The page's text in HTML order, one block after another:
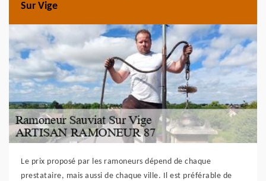
Sur Vige
Le prix proposé par les ramoneurs dépend de chaque
prestataire, mais aussi de chaque ville. Il est préférable de